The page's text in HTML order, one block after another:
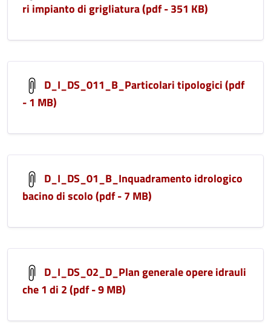
ri impianto di grigliatura (pdf - 351 KB)
D_I_DS_011_B_Particolari tipologici (pdf
- 1 MB)
D_I_DS_01_B_Inquadramento idrologico
bacino di scolo (pdf - 7 MB)
D_I_DS_02_D_Plan generale opere idrauli
che 1 di 2 (pdf - 9 MB)